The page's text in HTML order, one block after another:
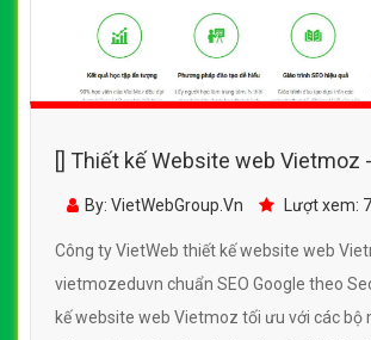
[] Thiết kế Website web Vietmoz -
vietmozeduvn
By: VietWebGroup.Vn Lượt xem:
Công ty VietWeb thiết kế website web
vietmozeduvn chuẩn SEO Google theo
kế website web Vietmoz tối ưu với các bộ